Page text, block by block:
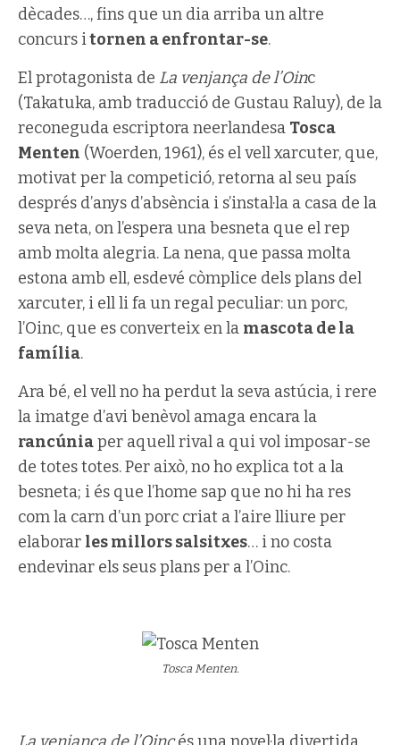
dècades…, fins que un dia arriba un altre
concurs itornen a enfrontar-se.
El protagonista de La venjança de l’Oinc
(Takatuka, amb traducció de Gustau Raluy), de la
reconeguda escriptora neerlandesa Tosca
Menten (Woerden, 1961), és el vell xarcuter, que,
motivat per la competició, retorna al seu país
després d’anys d’absència i s’instal·la a casa de la
seva neta, on l’espera una besneta que el rep
amb molta alegria. La nena, que passa molta
estona amb ell, esdevé còmplice dels plans del
xarcuter, i ell li fa un regal peculiar: un porc,
l’Oinc, que es converteix en la mascota de la
família.
Ara bé, el vell no ha perdut la seva astúcia, i rere
la imatge d’avi benèvol amaga encara la
rancúniaper aquell rival a qui vol imposar-se
de totes totes. Per això, no ho explica tot a la
besneta; i és que l’home sap que no hi ha res
com la carn d’un porc criat a l’aire lliure per
elaborar les millors salsitxes… i no costa
endevinar els seus plans per a l’Oinc.
Tosca Menten.